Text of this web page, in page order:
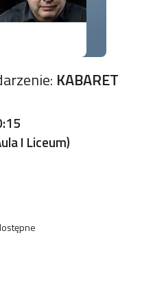
KABARET
I Liceum)